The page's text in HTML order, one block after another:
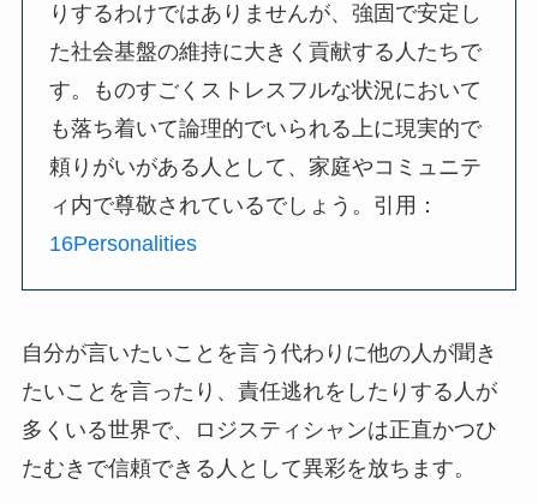
りするわけではありませんが、強固で安定し
た社会基盤の維持に大きく貢献する人たちで
す。ものすごくストレスフルな状況において
も落ち着いて論理的でいられる上に現実的で
頼りがいがある人として、家庭やコミュニテ
ィ内で尊敬されているでしょう。引用：
16Personalities
自分が言いたいことを言う代わりに他の人が聞き
たいことを言ったり、責任逃れをしたりする人が
多くいる世界で、ロジスティシャンは正直かつひ
たむきで信頼できる人として異彩を放ちます。